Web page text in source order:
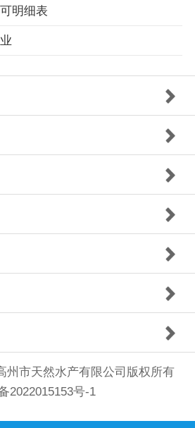
明细表
州市天然水产有限公司版权所有
2022015153号-1